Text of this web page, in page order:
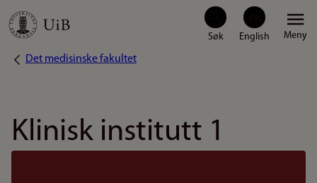
Hopp
Meny
Navigasjonssti
Det medisinske fakultet
Klinisk institutt 1